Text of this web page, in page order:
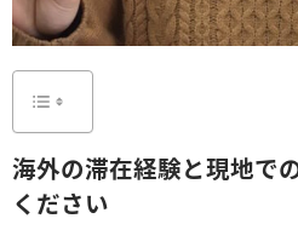
海外の滞在経験と現地で
ください